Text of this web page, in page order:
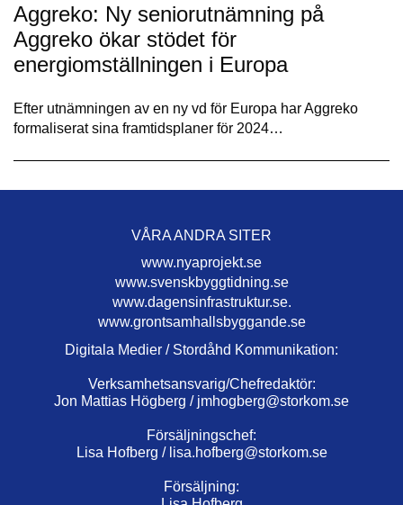
Aggreko: Ny seniorutnämning på
Aggreko ökar stödet för
energiomställningen i Europa
Efter utnämningen av en ny vd för Europa har Aggreko
formaliserat sina framtidsplaner för 2024…
VÅRA ANDRA SITER
www.nyaprojekt.se
www.svenskbyggtidning.se
www.dagensinfrastruktur.se.
www.grontsamhallsbyggande.se
Digitala Medier / Stordåhd Kommunikation:
Verksamhetsansvarig/Chefredaktör:
Jon Mattias Högberg / jmhogberg@storkom.se
Försäljningschef:
Lisa Hofberg / lisa.hofberg@storkom.se
Försäljning: